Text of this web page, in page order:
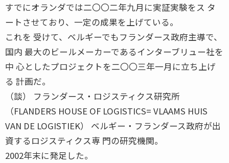
すでにオランダでは二〇〇二年九月に実証実験をス タ
ートさせており、一定の成果を上げている。
これを 受けて、ベルギーでもフランダース政府主導で、
国内 最大のビールメーカーであるインターブリュー社を
中 心としたプロジェクトを二〇〇三年一月に立ち上げ
る 計画だ。
（談） フランダース・ロジスティクス研究所
（FLANDERS HOUSE OF LOGISTICS= VLAAMS HUIS
VAN DE LOGISTIEK） ベルギー・フランダース政府が出
資するロジスティクス専 門の研究機関。
2002年末に発足した。